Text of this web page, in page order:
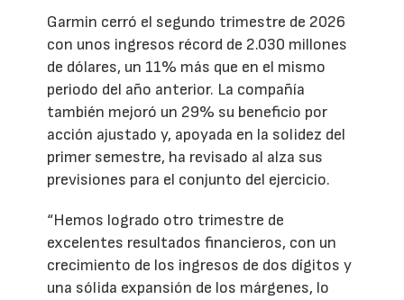
Garmin cerró el segundo trimestre de 2026
con unos ingresos récord de 2.030 millones
de dólares, un 11% más que en el mismo
periodo del año anterior. La compañía
también mejoró un 29% su beneficio por
acción ajustado y, apoyada en la solidez del
primer semestre, ha revisado al alza sus
previsiones para el conjunto del ejercicio.
“Hemos logrado otro trimestre de
excelentes resultados financieros, con un
crecimiento de los ingresos de dos dígitos y
una sólida expansión de los márgenes, lo